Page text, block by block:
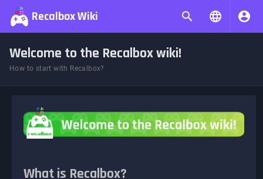
Recalbox Wiki
Welcome to the Recalbox wiki!
How to start with Recalbox?
What is Recalbox?